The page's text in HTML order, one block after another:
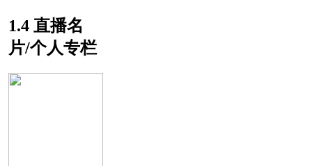
1.4 直播名
片/个人专栏